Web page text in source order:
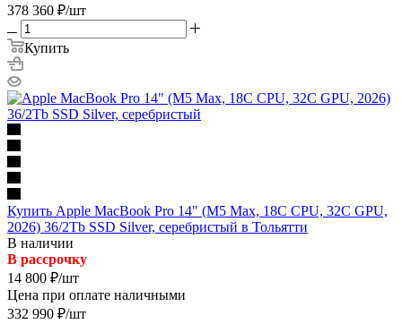
378 360 ₽/шт
Купить
Купить Apple MacBook Pro 14" (M5 Max, 18C CPU, 32C GPU,
2026) 36/2Tb SSD Silver, серебристый в Тольятти
В наличии
В рассрочку
14 800 ₽/шт
Цена при оплате наличными
332 990 ₽/шт